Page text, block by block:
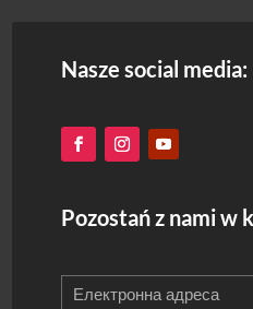
Nasze social media:
Pozostań z nami w